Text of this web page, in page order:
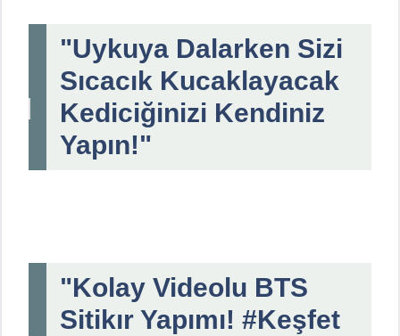
"Uykuya Dalarken Sizi
Sıcacık Kucaklayacak
Kediciğinizi Kendiniz
Yapın!"
"Kolay Videolu BTS
Sitikır Yapımı! #Keşfet